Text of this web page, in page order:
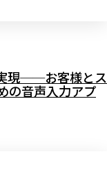
現──お客様とス
の音声入力アプ